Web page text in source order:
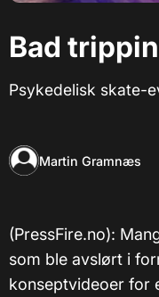
Bad
Psykedelisk skate-
Martin Gramnæs
​​(PressFire.no):
som ble avslørt i
konseptvideoer for